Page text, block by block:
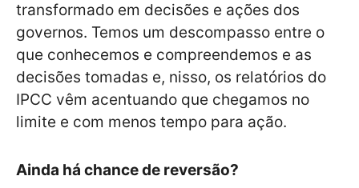
transformado em decisões e ações dos
governos. Temos um descompasso entre o
que conhecemos e compreendemos e as
decisões tomadas e, nisso, os relatórios do
IPCC vêm acentuando que chegamos no
limite e com menos tempo para ação.
Ainda há chance de reversão?